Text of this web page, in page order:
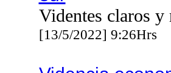
Videntes claros y
[13/5/2022] 9:26Hrs